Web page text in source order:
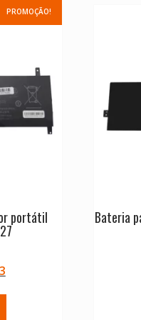
PROMOÇÃO!
portátil
O
Bateria